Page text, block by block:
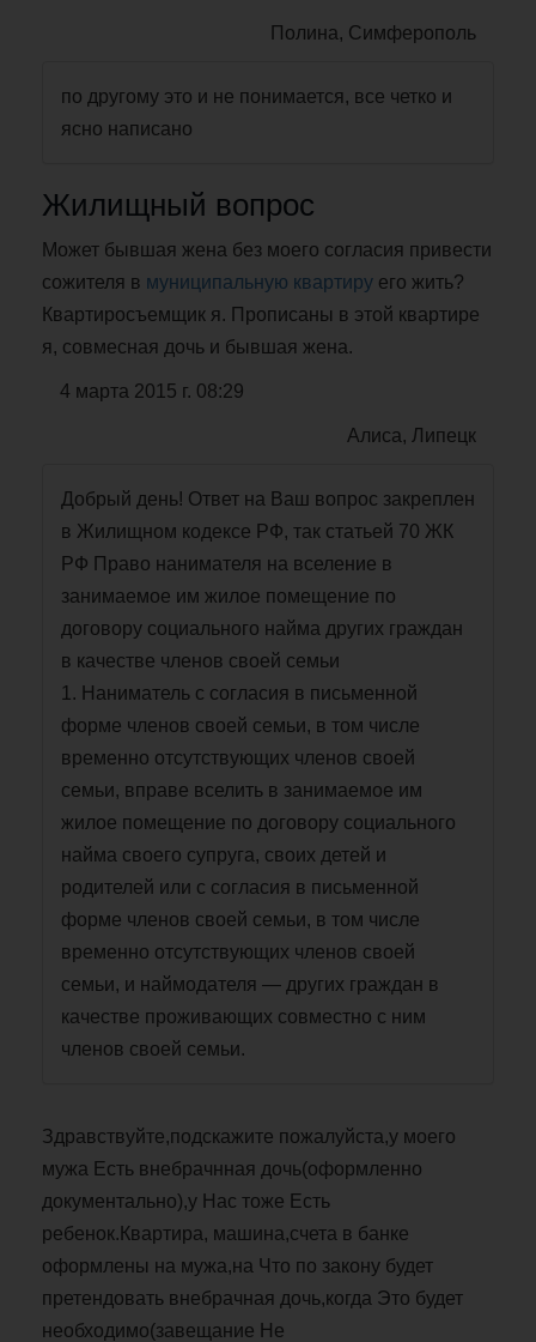
Полина, Симферополь
по другому это и не понимается, все четко и
ясно написано
Жилищный вопрос
Может бывшая жена без моего согласия привести
сожителя в муниципальную квартиру его жить?
Квартиросъемщик я. Прописаны в этой квартире
я, совмесная дочь и бывшая жена.
4 марта 2015 г. 08:29
Алиса, Липецк
Добрый день! Ответ на Ваш вопрос закреплен
в Жилищном кодексе РФ, так статьей 70 ЖК
РФ Право нанимателя на вселение в
занимаемое им жилое помещение по
договору социального найма других граждан
в качестве членов своей семьи
1. Наниматель с согласия в письменной
форме членов своей семьи, в том числе
временно отсутствующих членов своей
семьи, вправе вселить в занимаемое им
жилое помещение по договору социального
найма своего супруга, своих детей и
родителей или с согласия в письменной
форме членов своей семьи, в том числе
временно отсутствующих членов своей
семьи, и наймодателя — других граждан в
качестве проживающих совместно с ним
членов своей семьи.
Здравствуйте,подскажите пожалуйста,у моего
мужа Есть внебрачнная дочь(оформленно
документально),у Нас тоже Есть
ребенок.Квартира, машина,счета в банке
оформлены на мужа,на Что по закону будет
претендовать внебрачная дочь,когда Это будет
необходимо(завещание Не